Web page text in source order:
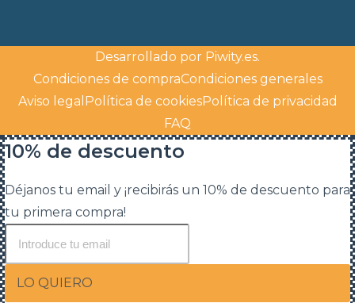
Desarrollado por Piwity.es.
Condiciones de compraCondiciones generales
Aviso legal Política de cookiesPolítica de privacidad
FAQ
10% de descuento
Déjanos tu email y ¡recibirás un 10% de descuento para
tu primera compra!
LO QUIERO